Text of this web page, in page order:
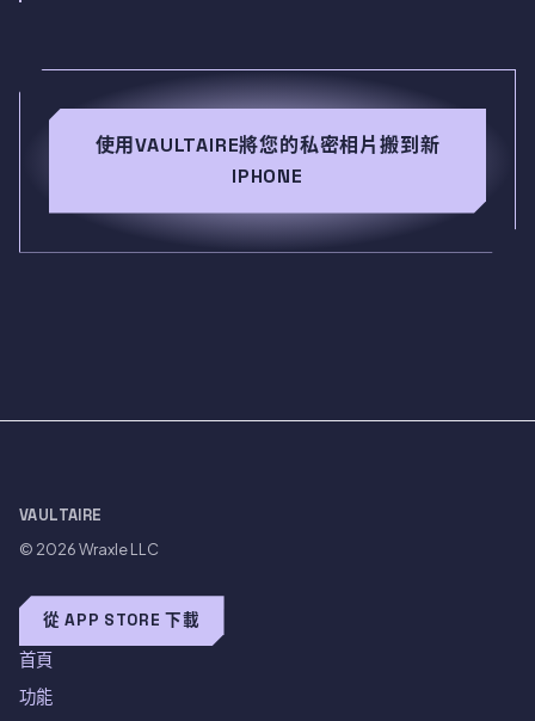
使用VAULTAIRE將您的私密相片搬到新
IPHONE
VAULTAIRE
© 2026Wraxle LLC
從 APP STORE 下載
首頁
功能